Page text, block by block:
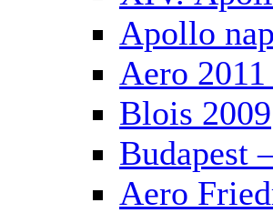
Apollo nap
Aero
Blois 2009
Budapest
Aero